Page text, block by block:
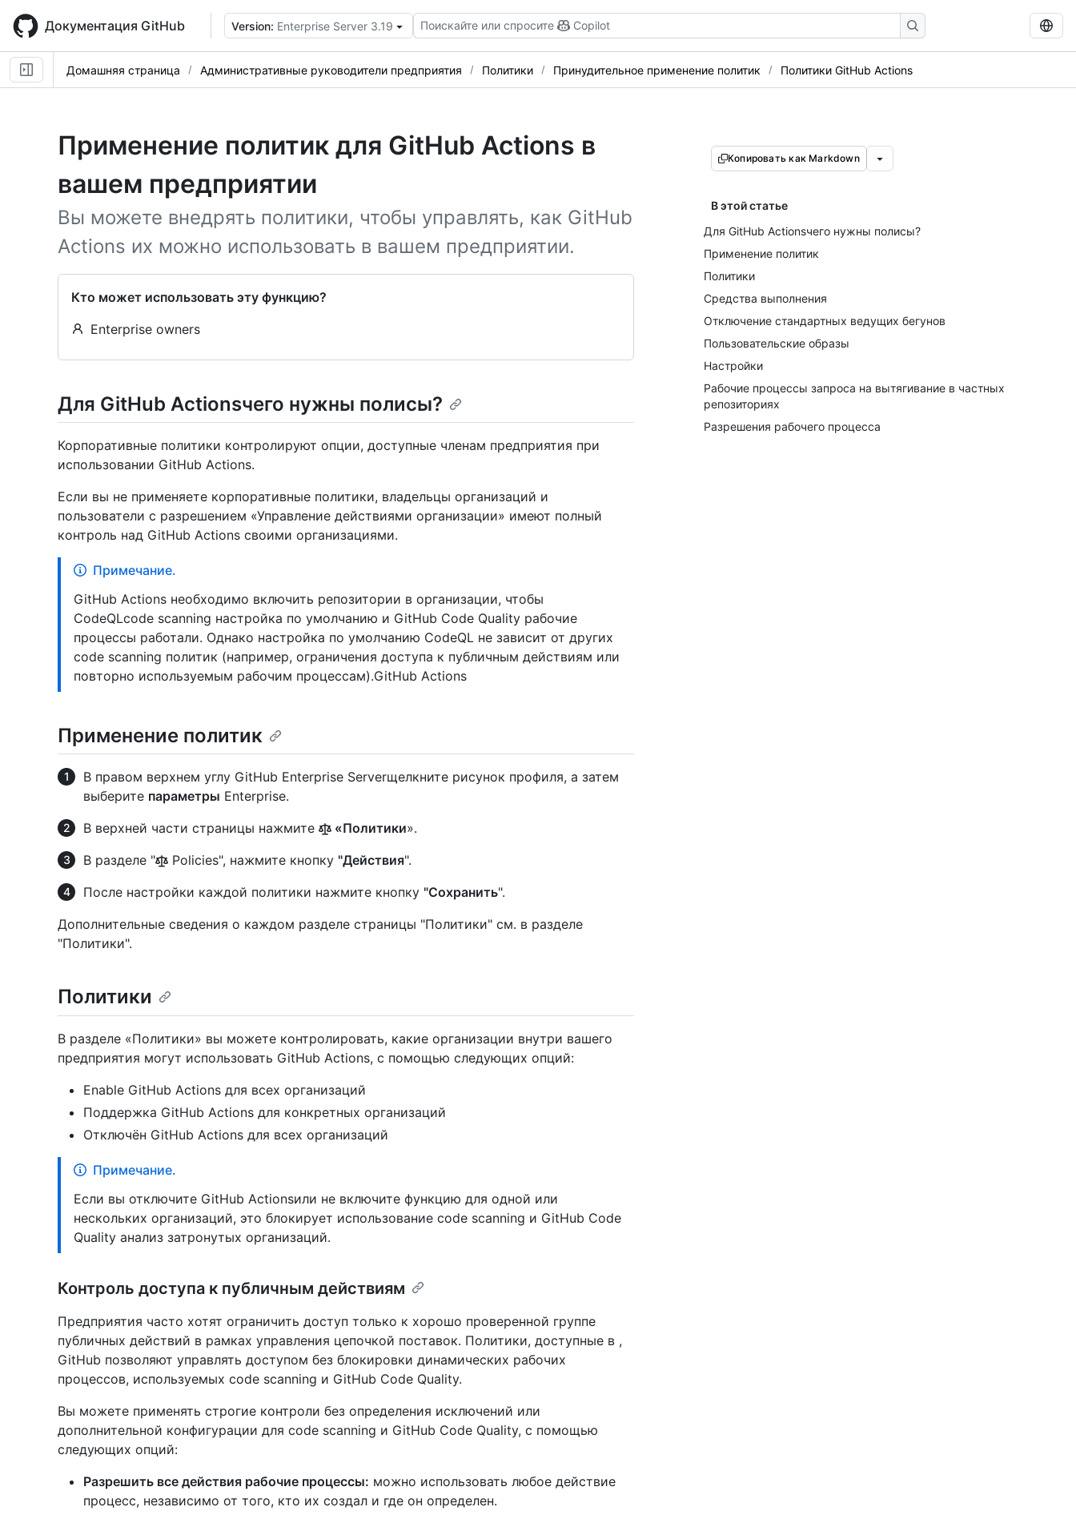
main
content
Документация GitHub Version: Enterprise Server 3.19 Поискайте или спросите Copilot
Домашняя страница Административные руководители предприятия Политики Принудительное применение политик Политики GitHub Actions
Применение политик для GitHub Actions в
вашем предприятии
Вы можете внедрять политики, чтобы управлять, как GitHub
Actions их можно использовать в вашем предприятии.
Кто может использовать эту функцию?
Enterprise owners
Копировать как Markdown
В этой статье
Для GitHub Actionsчего нужны полисы?
Применение политик
Политики
Средства выполнения
Отключение стандартных ведущих бегунов
Пользовательские образы
Настройки
Рабочие процессы запроса на вытягивание в частных
репозиториях
Разрешения рабочего процесса
Для GitHub Actionsчего нужны полисы?
Корпоративные политики контролируют опции, доступные членам предприятия при
использовании GitHub Actions.
Если вы не применяете корпоративные политики, владельцы организаций и
пользователи с разрешением «Управление действиями организации» имеют полный
контроль над GitHub Actions своими организациями.
Примечание.
GitHub Actions необходимо включить репозитории в организации, чтобы
CodeQLcode scanning настройка по умолчанию и GitHub Code Quality рабочие
процессы работали. Однако настройка по умолчанию CodeQL не зависит от других
code scanning политик (например, ограничения доступа к публичным действиям или
повторно используемым рабочим процессам).GitHub Actions
Применение политик
В правом верхнем углу GitHub Enterprise Serverщелкните рисунок профиля, а затем
выберите параметры Enterprise.
В верхней части страницы нажмите
«Политики».
В разделе "
Policies", нажмите кнопку "Действия".
После настройки каждой политики нажмите кнопку "Сохранить".
Дополнительные сведения о каждом разделе страницы "Политики" см. в разделе
"Политики".
Политики
В разделе «Политики» вы можете контролировать, какие организации внутри вашего
предприятия могут использовать GitHub Actions, с помощью следующих опций:
Enable GitHub Actions для всех организаций
Поддержка GitHub Actions для конкретных организаций
Отключён GitHub Actions для всех организаций
Примечание.
Если вы отключите GitHub Actionsили не включите функцию для одной или
нескольких организаций, это блокирует использование code scanning и GitHub Code
Quality анализ затронутых организаций.
Контроль доступа к публичным действиям
Предприятия часто хотят ограничить доступ только к хорошо проверенной группе
публичных действий в рамках управления цепочкой поставок. Политики, доступные в ,
GitHub позволяют управлять доступом без блокировки динамических рабочих
процессов, используемых code scanning и GitHub Code Quality.
Вы можете применять строгие контроли без определения исключений или
дополнительной конфигурации для code scanning и GitHub Code Quality, с помощью
следующих опций:
Разрешить все действия рабочие процессы: можно использовать любое действие
процесс, независимо от того, кто их создал и где он определен.